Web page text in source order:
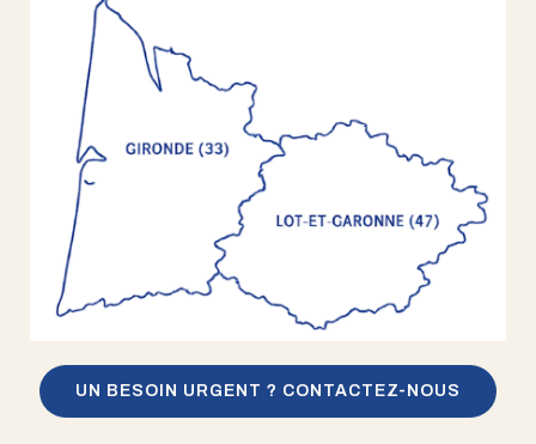
UN BESOIN URGENT ? CONTACTEZ-NOUS